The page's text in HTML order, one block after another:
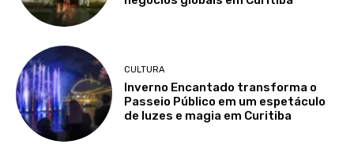
CULTURA
Inverno Encantado transforma o
Passeio Público em um espetáculo
de luzes e magia em Curitiba